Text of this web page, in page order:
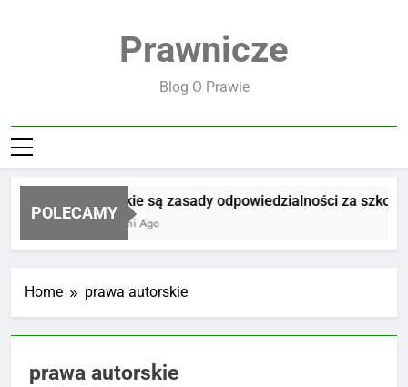
Prawnicze
Blog O Prawie
POLECAMY
Jakie są zasady odpowiedzialności za szkodę
4 Dni Ago
Home prawa autorskie
prawa autorskie